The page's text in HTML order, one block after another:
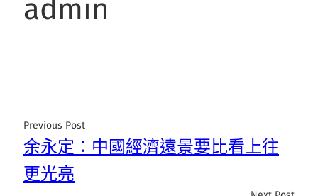
admin
Previous Post
余永定：中國經濟遠景要比看上往
更光亮